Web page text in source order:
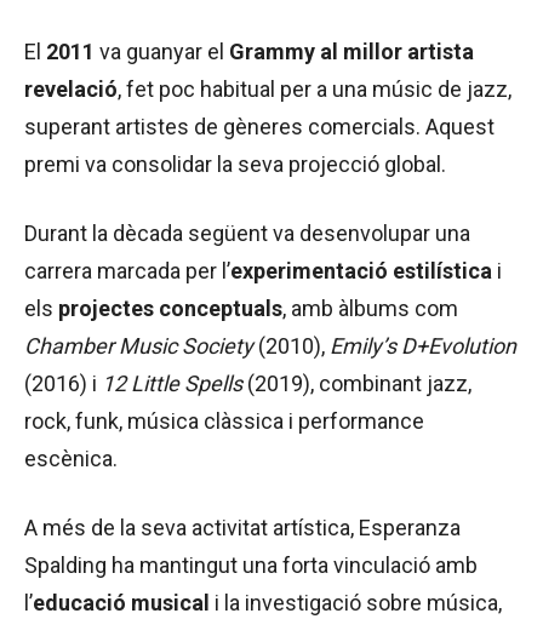
El 2011 va guanyar el Grammy al millor artista
revelació, fet poc habitual per a una músic de jazz,
superant artistes de gèneres comercials. Aquest
premi va consolidar la seva projecció global.
Durant la dècada següent va desenvolupar una
carrera marcada per l’experimentació estilística i
els projectes conceptuals, amb àlbums com
Chamber Music Society(2010), Emily’s D+Evolution
(2016) i 12 Little Spells(2019), combinant jazz,
rock, funk, música clàssica i performance
escènica.
A més de la seva activitat artística, Esperanza
Spalding ha mantingut una forta vinculació amb
l’educació musical i la investigació sobre música,